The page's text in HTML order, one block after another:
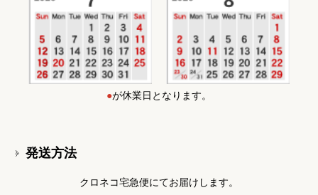
●が休業日となります。
発送方法
クロネコ宅急便にてお届けします。